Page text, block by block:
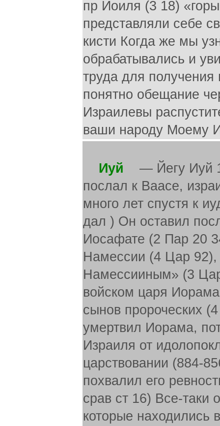
пр Иоиля (3 18)
представляли себе
кисти Когда же мы
обрабатывались и
труда для
понятно обещание
Израилевы
ваши народу Моему
Иуй — Йегу Иуй
послал к Ваасе,
много лет спустя к
дал ) Он оставил
Иосафате (2 Пар 20
Намессии (4 Цар
Намессииным» (3
войском царя
сынов пророческих
умертвил Иорама,
Израиля от
царствовании (884-
похвалил его
срав ст 16) Все-таки
которые находились